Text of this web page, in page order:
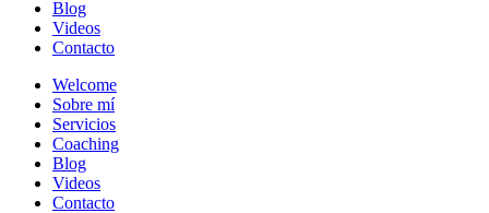
Blog
Videos
Contacto
Welcome
Sobre mí
Servicios
Coaching
Blog
Videos
Contacto